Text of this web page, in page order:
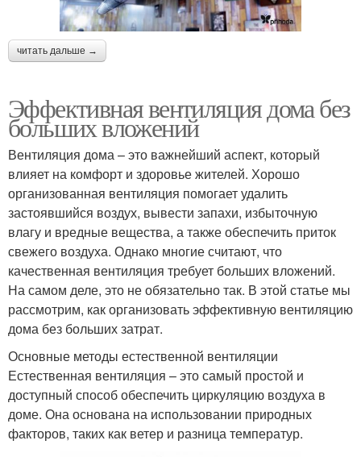
читать дальше →
Эффективная вентиляция дома без
больших вложений
Вентиляция дома – это важнейший аспект, который
влияет на комфорт и здоровье жителей. Хорошо
организованная вентиляция помогает удалить
застоявшийся воздух, вывести запахи, избыточную
влагу и вредные вещества, а также обеспечить приток
свежего воздуха. Однако многие считают, что
качественная вентиляция требует больших вложений.
На самом деле, это не обязательно так. В этой статье мы
рассмотрим, как организовать эффективную вентиляцию
дома без больших затрат.
Основные методы естественной вентиляции
Естественная вентиляция – это самый простой и
доступный способ обеспечить циркуляцию воздуха в
доме. Она основана на использовании природных
факторов, таких как ветер и разница температур.